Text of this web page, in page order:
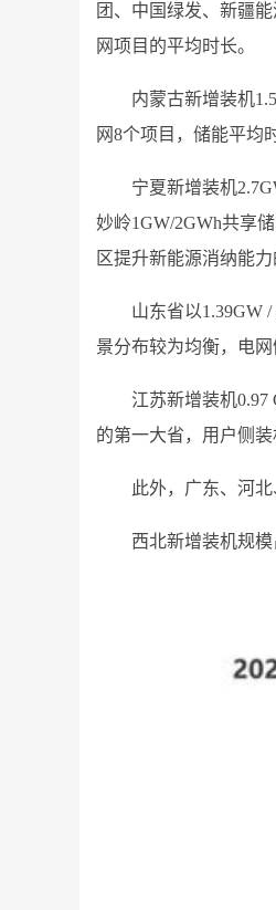
团、中国绿发、新疆
网项目的平均时长。
内蒙古新增装机
网8个项目，储能平均
宁夏新增装机
妙岭1GW/2GWh共享
区提升新能源消纳能力
山东省以1.39GW
景分布较为均衡，电
江苏新增装机0.97
的第一大省，用户侧
此外，广东、河
西北新增装机规模